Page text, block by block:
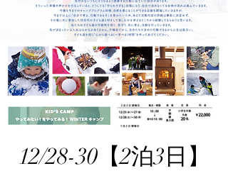
12/28-30【2泊3日】